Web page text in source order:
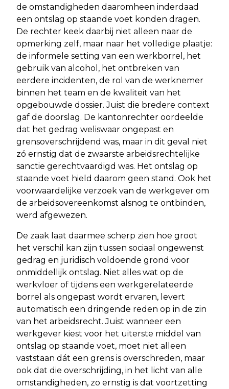
de omstandigheden daaromheen inderdaad
een ontslag op staande voet konden dragen.
De rechter keek daarbij niet alleen naar de
opmerking zelf, maar naar het volledige plaatje:
de informele setting van een werkborrel, het
gebruik van alcohol, het ontbreken van
eerdere incidenten, de rol van de werknemer
binnen het team en de kwaliteit van het
opgebouwde dossier. Juist die bredere context
gaf de doorslag. De kantonrechter oordeelde
dat het gedrag weliswaar ongepast en
grensoverschrijdend was, maar in dit geval niet
zó ernstig dat de zwaarste arbeidsrechtelijke
sanctie gerechtvaardigd was. Het ontslag op
staande voet hield daarom geen stand. Ook het
voorwaardelijke verzoek van de werkgever om
de arbeidsovereenkomst alsnog te ontbinden,
werd afgewezen.
De zaak laat daarmee scherp zien hoe groot
het verschil kan zijn tussen sociaal ongewenst
gedrag en juridisch voldoende grond voor
onmiddellijk ontslag. Niet alles wat op de
werkvloer of tijdens een werkgerelateerde
borrel als ongepast wordt ervaren, levert
automatisch een dringende reden op in de zin
van het arbeidsrecht. Juist wanneer een
werkgever kiest voor het uiterste middel van
ontslag op staande voet, moet niet alleen
vaststaan dát een grens is overschreden, maar
ook dat die overschrijding, in het licht van alle
omstandigheden, zo ernstig is dat voortzetting